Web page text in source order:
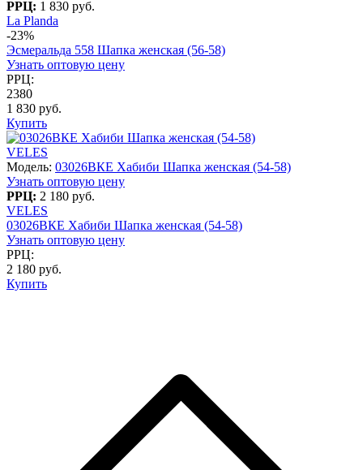
РРЦ: 1 830 руб.
La Planda
-23%
Эсмеральда 558 Шапка женская (56-58)
Узнать оптовую цену
РРЦ:
2380
1 830 руб.
Купить
VELES
Модель: 03026ВКЕ Хабиби Шапка женская (54-58)
Узнать оптовую цену
РРЦ: 2 180 руб.
VELES
03026ВКЕ Хабиби Шапка женская (54-58)
Узнать оптовую цену
РРЦ:
2 180 руб.
Купить